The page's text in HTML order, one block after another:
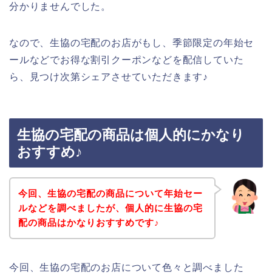
分かりませんでした。
なので、生協の宅配のお店がもし、季節限定の年始セ
ールなどでお得な割引クーポンなどを配信していた
ら、見つけ次第シェアさせていただきます♪
生協の宅配の商品は個人的にかなり
おすすめ♪
今回、生協の宅配の商品について年始セー
ルなどを調べましたが、個人的に生協の宅
配の商品はかなりおすすめです♪
今回、生協の宅配のお店について色々と調べました